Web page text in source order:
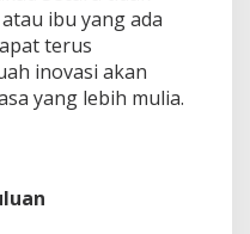
ibu yang ada
terus
inovasi akan
yang lebih mulia.